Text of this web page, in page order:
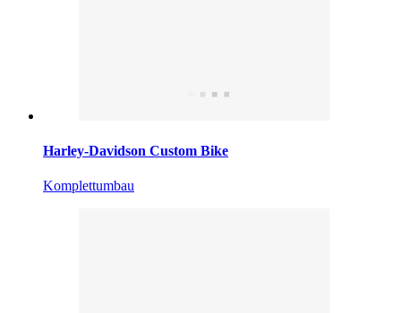
Harley-Davidson Custom Bike
Komplettumbau